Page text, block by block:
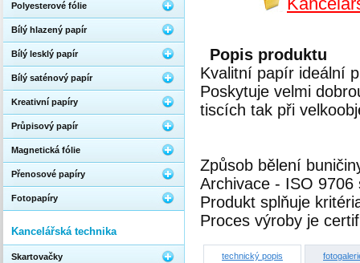
Popis produktu
Kvalitní papír ideální
Poskytuje velmi
tiscích tak při
Způsob bělení
Archivace - ISO 9706
Produkt splňuje
Proces výroby je
technický popis
Polyesterové fólie
Bílý hlazený papír
Bílý lesklý papír
Bílý saténový papír
Kreativní papíry
Průpisový papír
Magnetická fólie
Přenosové papíry
Fotopapíry
Kancelářská technika
Skartovačky